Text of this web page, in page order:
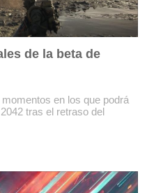
de la beta de
en los que podrá
tras el retraso del